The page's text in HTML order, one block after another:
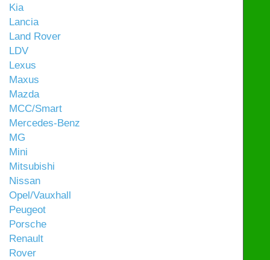
Kia
Lancia
Land Rover
LDV
Lexus
Maxus
Mazda
MCC/Smart
Mercedes-Benz
MG
Mini
Mitsubishi
Nissan
Opel/Vauxhall
Peugeot
Porsche
Renault
Rover